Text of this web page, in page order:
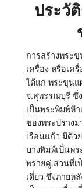
ประวั
การสร้างพระ
เครื่อง หรือเค
ได้แก่ พระขุนแ
จ.สุพรรณบุรี ซึ่
เป็นพระพิมพ์ห้
ของพระปราง
เรือนแก้ว มีด้
บางพิมพ์เป็นพ
พรายคู่ ส่วนที่เ
เดี่ยว ซึ่งภายห